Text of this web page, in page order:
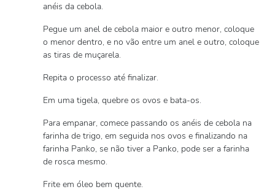
anéis da cebola.
Pegue um anel de cebola maior e outro menor, coloque
o menor dentro, e no vão entre um anel e outro, coloque
as tiras de muçarela.
Repita o processo até finalizar.
Em uma tigela, quebre os ovos e bata-os.
Para empanar, comece passando os anéis de cebola na
farinha de trigo, em seguida nos ovos e finalizando na
farinha Panko, se não tiver a Panko, pode ser a farinha
de rosca mesmo.
Frite em óleo bem quente.